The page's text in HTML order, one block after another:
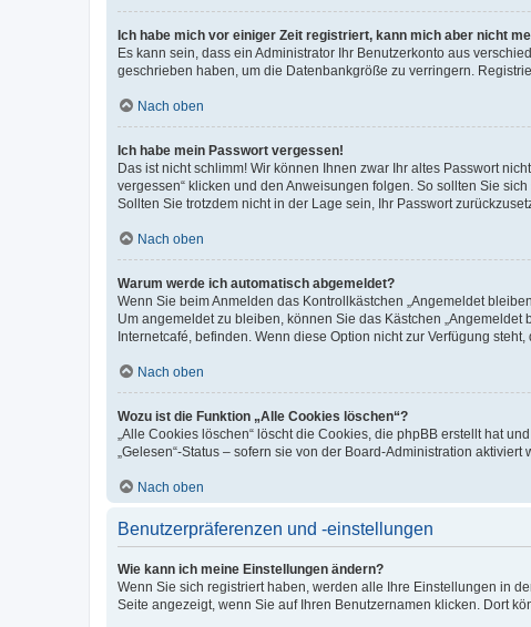
Ich habe mich vor einiger Zeit registriert, kann mich aber nicht
Es kann sein, dass ein Administrator Ihr Benutzerkonto aus
geschrieben haben, um die Datenbankgröße zu verringern.
Nach oben
Ich habe mein Passwort vergessen!
Das ist nicht schlimm! Wir können Ihnen zwar Ihr altes Passwort
vergessen“ klicken und den Anweisungen folgen. So sollten Sie
Sollten Sie trotzdem nicht in der Lage sein, Ihr Passwort
Nach oben
Warum werde ich automatisch abgemeldet?
Wenn Sie beim Anmelden das Kontrollkästchen „Angemeldet
Um angemeldet zu bleiben, können Sie das Kästchen
Internetcafé, befinden. Wenn diese Option nicht zur Verfügung
Nach oben
Wozu ist die Funktion „Alle Cookies löschen“?
„Alle Cookies löschen“ löscht die Cookies, die phpBB erstellt hat
„Gelesen“-Status – sofern sie von der Board-Administration
Nach oben
Benutzerpräferenzen und -einstellungen
Wie kann ich meine Einstellungen ändern?
Wenn Sie sich registriert haben, werden alle Ihre Einstellungen in
Seite angezeigt, wenn Sie auf Ihren Benutzernamen klicken. Dort